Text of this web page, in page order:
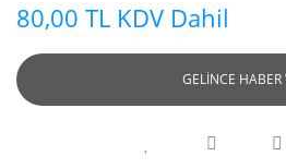
80,00 TL KDV Dahil
GELİNCE HABER